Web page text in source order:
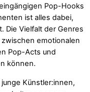
Pop-Hooks
ist alles dabei,
Die Vielfalt der Genres
emotionalen
Pop-Acts und
können.
Künstler:innen,